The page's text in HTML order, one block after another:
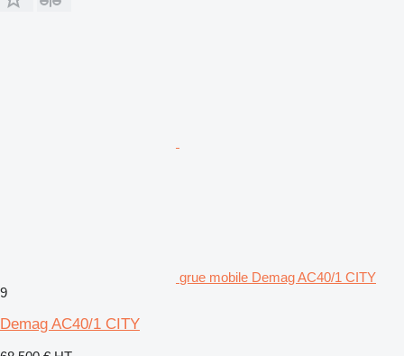
grue mobile Demag AC40/1 CITY
9
Demag AC40/1 CITY